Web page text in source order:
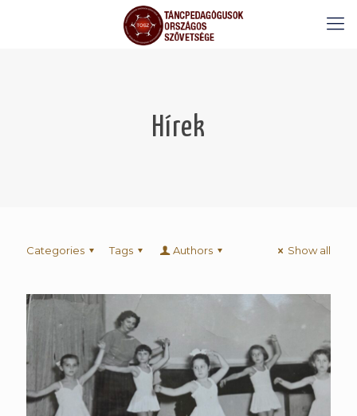
Hírek
Categories Tags Authors Show all